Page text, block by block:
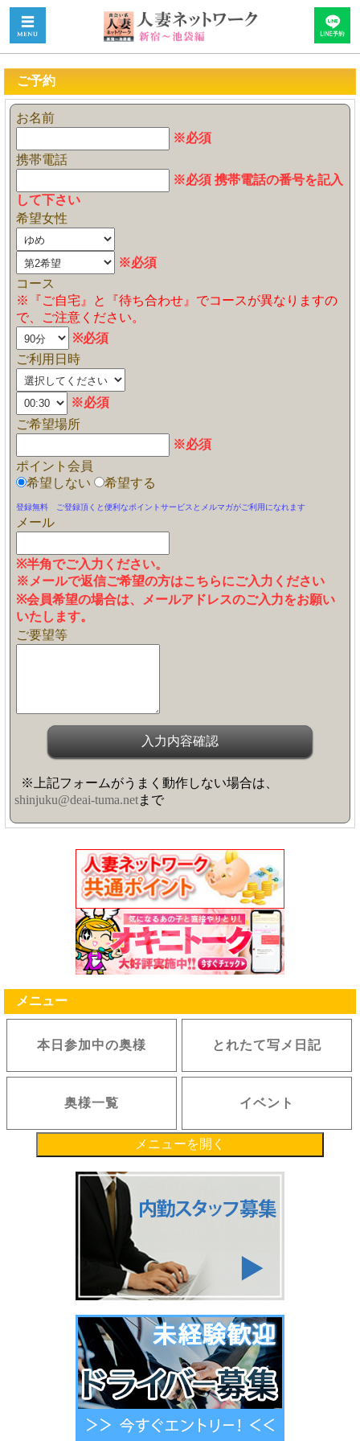
ご予約
お名前
※必須
携帯電話
※必須 携帯電話の番号を記入
して下さい
希望女性
※必須
コース
※『ご自宅』と『待ち合わせ』でコースが異なりますの
で、ご注意ください。
※必須
ご利用日時
※必須
ご希望場所
※必須
ポイント会員
希望しない
希望する
登録無料 ご登録頂くと便利なポイントサービスとメルマガがご利用になれます
メール
※半角でご入力ください。
※メールで返信ご希望の方はこちらにご入力ください
※会員希望の場合は、メールアドレスのご入力をお願い
いたします。
ご要望等
※上記フォームがうまく動作しない場合は、
shinjuku@deai-tuma.netまで
メニュー
本日参加中の奥様 とれたて写メ日記
奥様一覧 イベント
メニューを開く